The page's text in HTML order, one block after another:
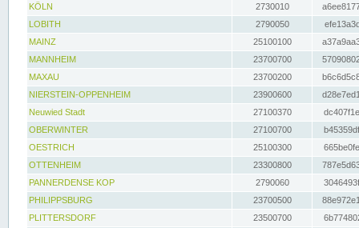
KÖLN
2730010
LOBITH
2790050
MAINZ
25100100
MANNHEIM
23700700
MAXAU
23700200
NIERSTEIN-OPPENHEIM
23900600
Neuwied Stadt
27100370
OBERWINTER
27100700
OESTRICH
25100300
OTTENHEIM
23300800
PANNERDENSE KOP
2790060
PHILIPPSBURG
23700500
PLITTERSDORF
23500700